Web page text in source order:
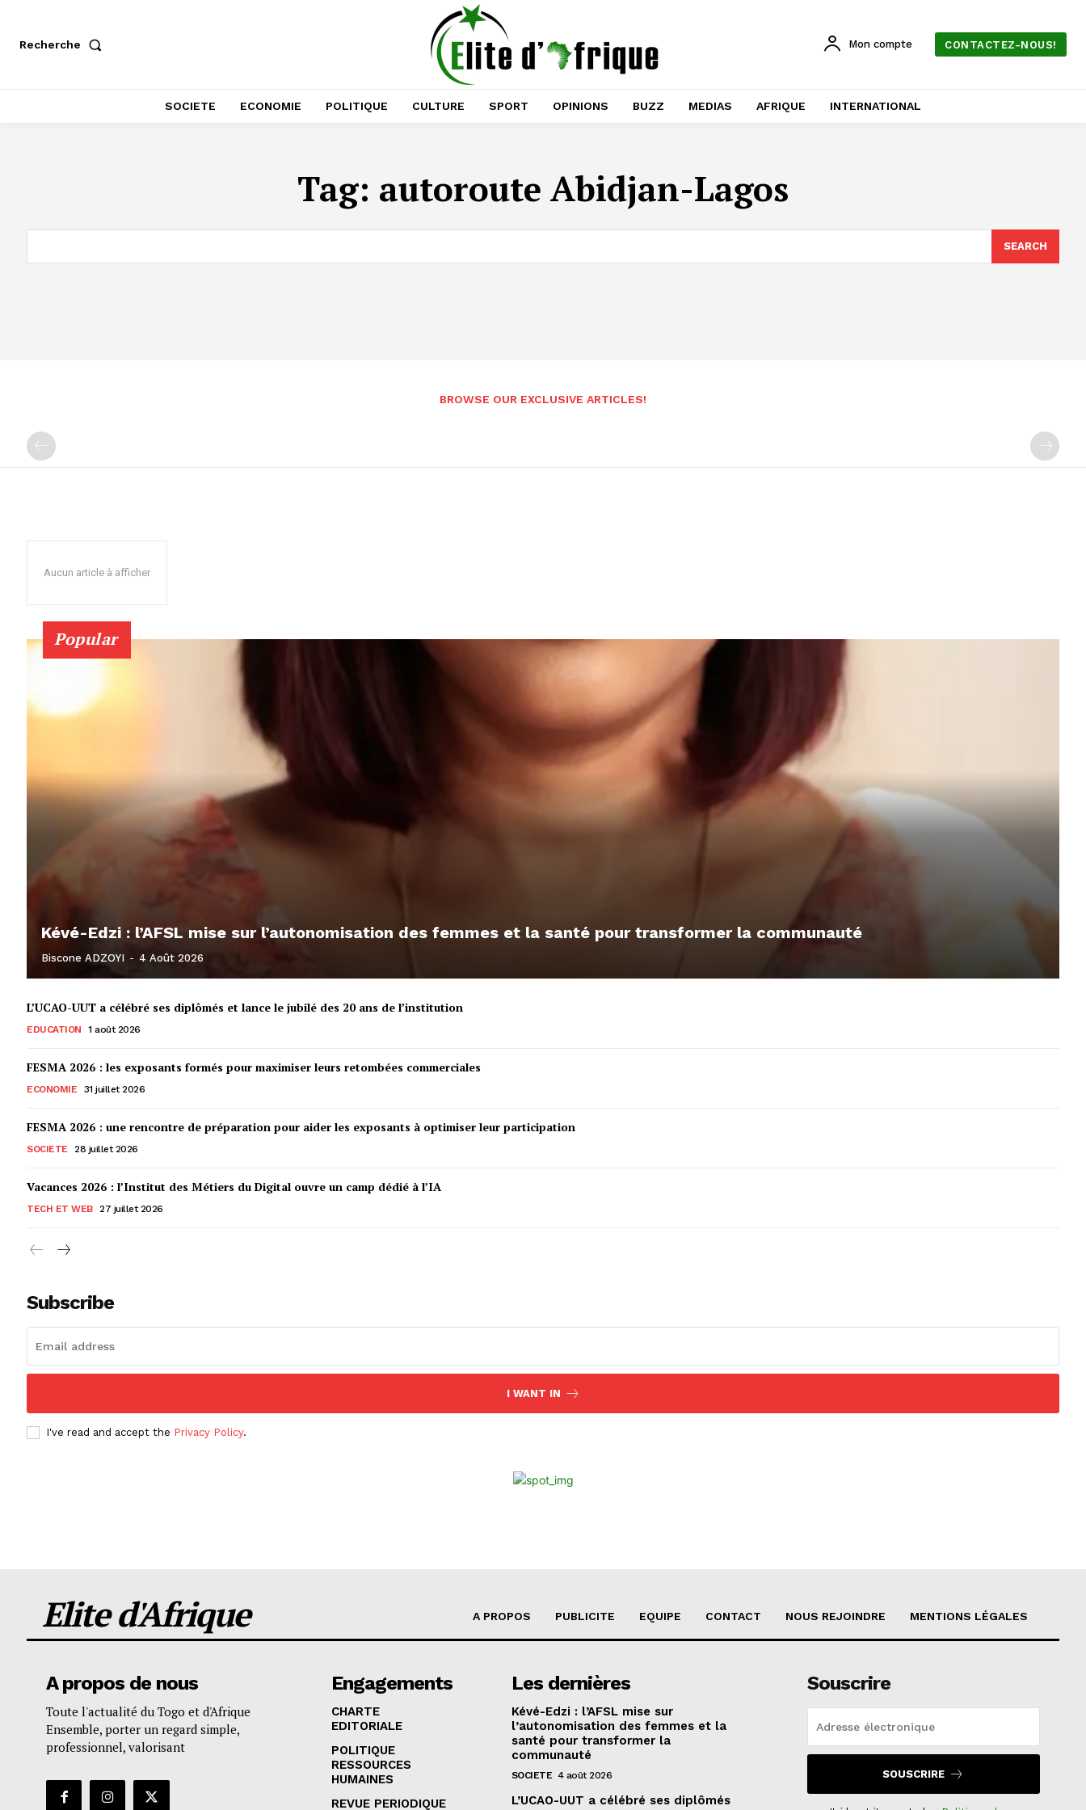
Recherche Mon compte CONTACTEZ-NOUS!
SOCIETE ECONOMIE POLITIQUE CULTURE SPORT OPINIONS BUZZ MEDIAS AFRIQUE INTERNATIONAL
Tag: autoroute Abidjan-Lagos
SEARCH
BROWSE OUR EXCLUSIVE ARTICLES!
Aucun article à afficher
Popular
Kévé-Edzi : l’AFSL mise sur l’autonomisation des femmes et la santé pour transformer la communauté
Biscone ADZOYI - 4 Août 2026
L’UCAO-UUT a célébré ses diplômés et lance le jubilé des 20 ans de l’institution
EDUCATION 1 août 2026
FESMA 2026 : les exposants formés pour maximiser leurs retombées commerciales
ECONOMIE 31 juillet 2026
FESMA 2026 : une rencontre de préparation pour aider les exposants à optimiser leur participation
SOCIETE 28 juillet 2026
Vacances 2026 : l’Institut des Métiers du Digital ouvre un camp dédié à l’IA
TECH ET WEB 27 juillet 2026
Subscribe
I WANT IN
I've read and accept the Privacy Policy.
Elite d'Afrique A PROPOS PUBLICITE EQUIPE CONTACT NOUS REJOINDRE MENTIONS LÉGALES
A propos de nous
Toute l'actualité du Togo et d'Afrique
Ensemble, porter un regard simple,
professionnel, valorisant
Engagements
CHARTE
EDITORIALE
POLITIQUE
RESSOURCES
HUMAINES
REVUE PERIODIQUE
Les dernières
Kévé-Edzi : l’AFSL mise sur
l’autonomisation des femmes et la
santé pour transformer la
communauté
SOCIETE 4 août 2026
L’UCAO-UUT a célébré ses diplômés
Souscrire
SOUSCRIRE